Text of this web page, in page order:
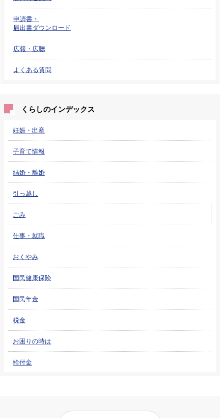
申請書・
届出書ダウンロード
広報・広聴
よくある質問
くらしのインデックス
妊娠・出産
子育て情報
結婚・離婚
引っ越し
ごみ
仕事・就職
おくやみ
国民健康保険
国民年金
税金
お困りの時は
給付金